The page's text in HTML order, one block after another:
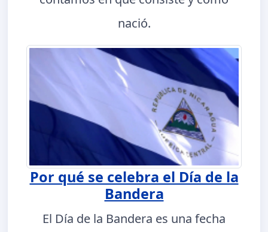
nació.
Por qué se celebra el Día de la
Bandera
El Día de la Bandera es una fecha